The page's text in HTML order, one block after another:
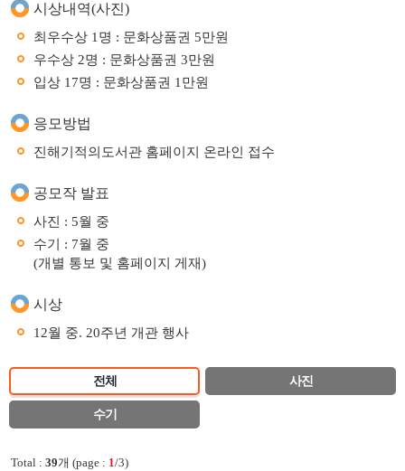
시상내역(사진)
최우수상 1명 : 문화상품권 5만원
우수상 2명 : 문화상품권 3만원
입상 17명 : 문화상품권 1만원
응모방법
진해기적의도서관 홈페이지 온라인 접수
공모작 발표
사진 : 5월 중
수기 : 7월 중
(개별 통보 및 홈페이지 게재)
시상
12월 중. 20주년 개관 행사
전체 사진
수기
Total : 39개 (page : 1/3)